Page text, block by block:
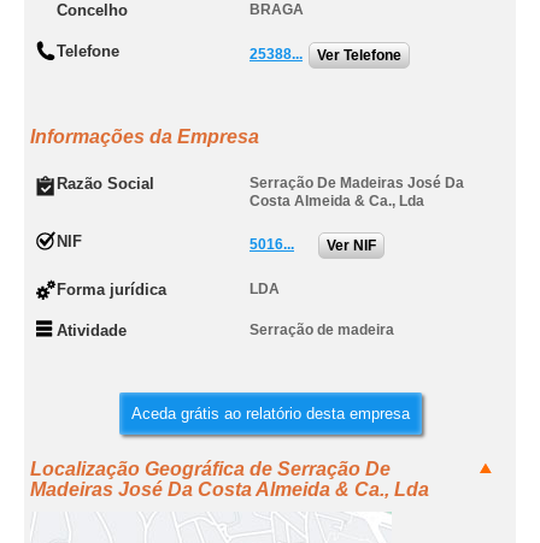
Concelho BRAGA
Telefone 25388... Ver Telefone
Informações da Empresa
Razão Social
Serração De Madeiras José Da
Costa Almeida & Ca., Lda
NIF 5016... Ver NIF
Forma jurídica LDA
Atividade Serração de madeira
Aceda grátis ao relatório desta empresa
Localização Geográfica de Serração De
Madeiras José Da Costa Almeida & Ca., Lda